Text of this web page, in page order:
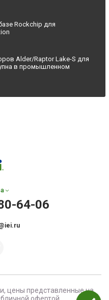
Rockchip для
Alder/Raptor Lake-S для
в промышленном
64-06
цены представленные на